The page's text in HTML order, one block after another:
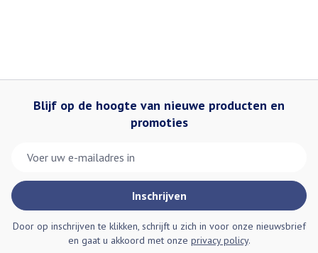
Blijf op de hoogte van nieuwe producten en
promoties
Inschrijven
Door op inschrijven te klikken, schrijft u zich in voor onze nieuwsbrief
en gaat u akkoord met onze privacy policy.